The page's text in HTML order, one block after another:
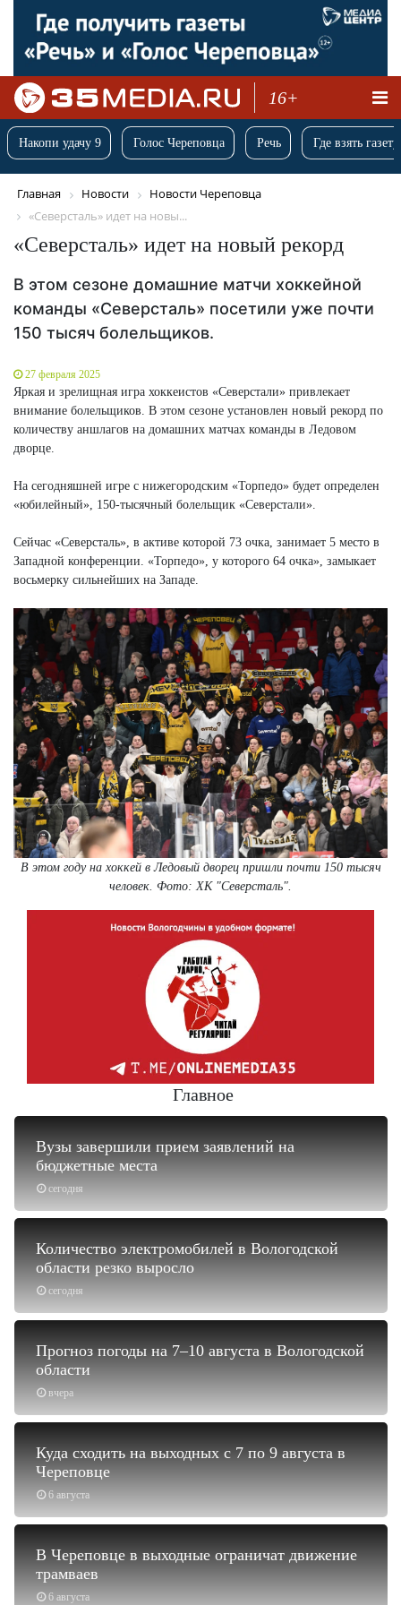
16+
Накопи удачу 9 Голос Череповца Речь Где взять
Главная Новости
Новости Череповца
«Северсталь» идет на новы...
«Северсталь» идет на новый рекорд
В этом сезоне домашние матчи хоккейной
команды «Северсталь» посетили уже почти
150 тысяч болельщиков.
27 февраля 2025
Яркая и зрелищная игра хоккеистов «Северстали» привлекает
внимание болельщиков. В этом сезоне установлен новый рекорд по
количеству аншлагов на домашних матчах команды в Ледовом
дворце.
На сегодняшней игре с нижегородским «Торпедо» будет определен
«юбилейный», 150-тысячный болельщик «Северстали».
Сейчас «Северсталь», в активе которой 73 очка, занимает 5 место в
Западной конференции. «Торпедо», у которого 64 очка», замыкает
восьмерку сильнейших на Западе.
В этом году на хоккей в Ледовый дворец пришли почти 150 тысяч
человек. Фото: ХК "Северсталь".
Главное
сегодня
Вузы завершили прием заявлений на
бюджетные места
сегодня
Количество электромобилей в Вологодской
области резко выросло
вчера
Прогноз погоды на 7–10 августа в Вологодской
области
6 августа
Куда сходить на выходных с 7 по 9 августа в
Череповце
6 августа
В Череповце в выходные ограничат движение
трамваев